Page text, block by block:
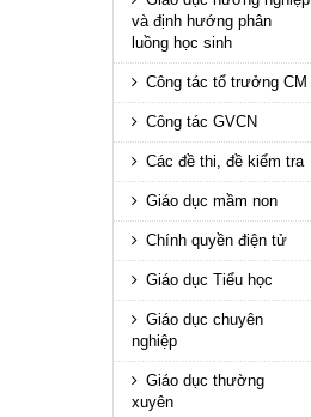
và định hướng phân
luồng học sinh
Công tác tổ trưởng CM
Công tác GVCN
Các đề thi, đề kiểm tra
Giáo dục mầm non
Chính quyền điện tử
Giáo dục Tiểu học
Giáo dục chuyên
nghiệp
Giáo dục thường
xuyên